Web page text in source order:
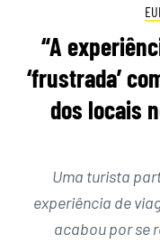
“A
‘frustrada’
dos locais
Uma turista
experiência de
acabou por se